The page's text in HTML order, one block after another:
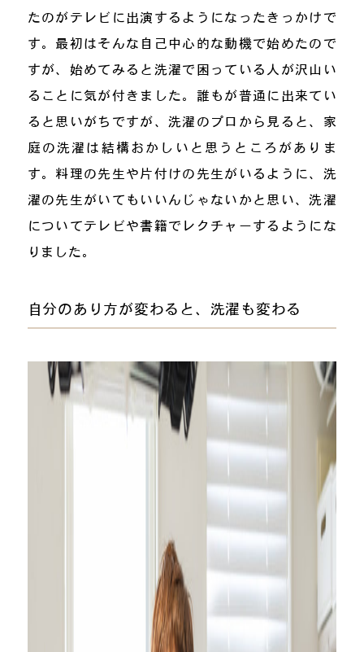
たのがテレビに出演するようになったきっかけで
す。最初はそんな自己中心的な動機で始めたので
すが、始めてみると洗濯で困っている人が沢山い
ることに気が付きました。誰もが普通に出来てい
ると思いがちですが、洗濯のプロから見ると、家
庭の洗濯は結構おかしいと思うところがありま
す。料理の先生や片付けの先生がいるように、洗
濯の先生がいてもいいんじゃないかと思い、洗濯
についてテレビや書籍でレクチャーするようにな
りました。
自分のあり方が変わると、洗濯も変わる